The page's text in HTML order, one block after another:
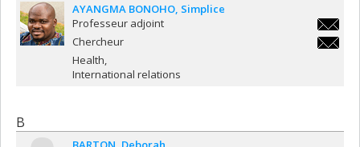
AYANGMA BONOHO Simplice
Professeur adjoint
Chercheur
Health
International relations
B